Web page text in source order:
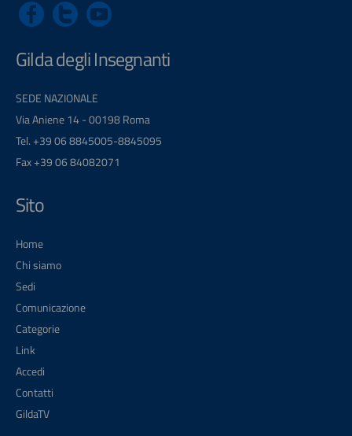
Gilda degli Insegnanti
SEDE NAZIONALE
Via Aniene 14 - 00198 Roma
Tel. +39 06 8845005-8845095
Fax +39 06 84082071
Sito
Home
Chi siamo
Sedi
Comunicazione
Categorie
Link
Accedi
Contatti
GildaTV